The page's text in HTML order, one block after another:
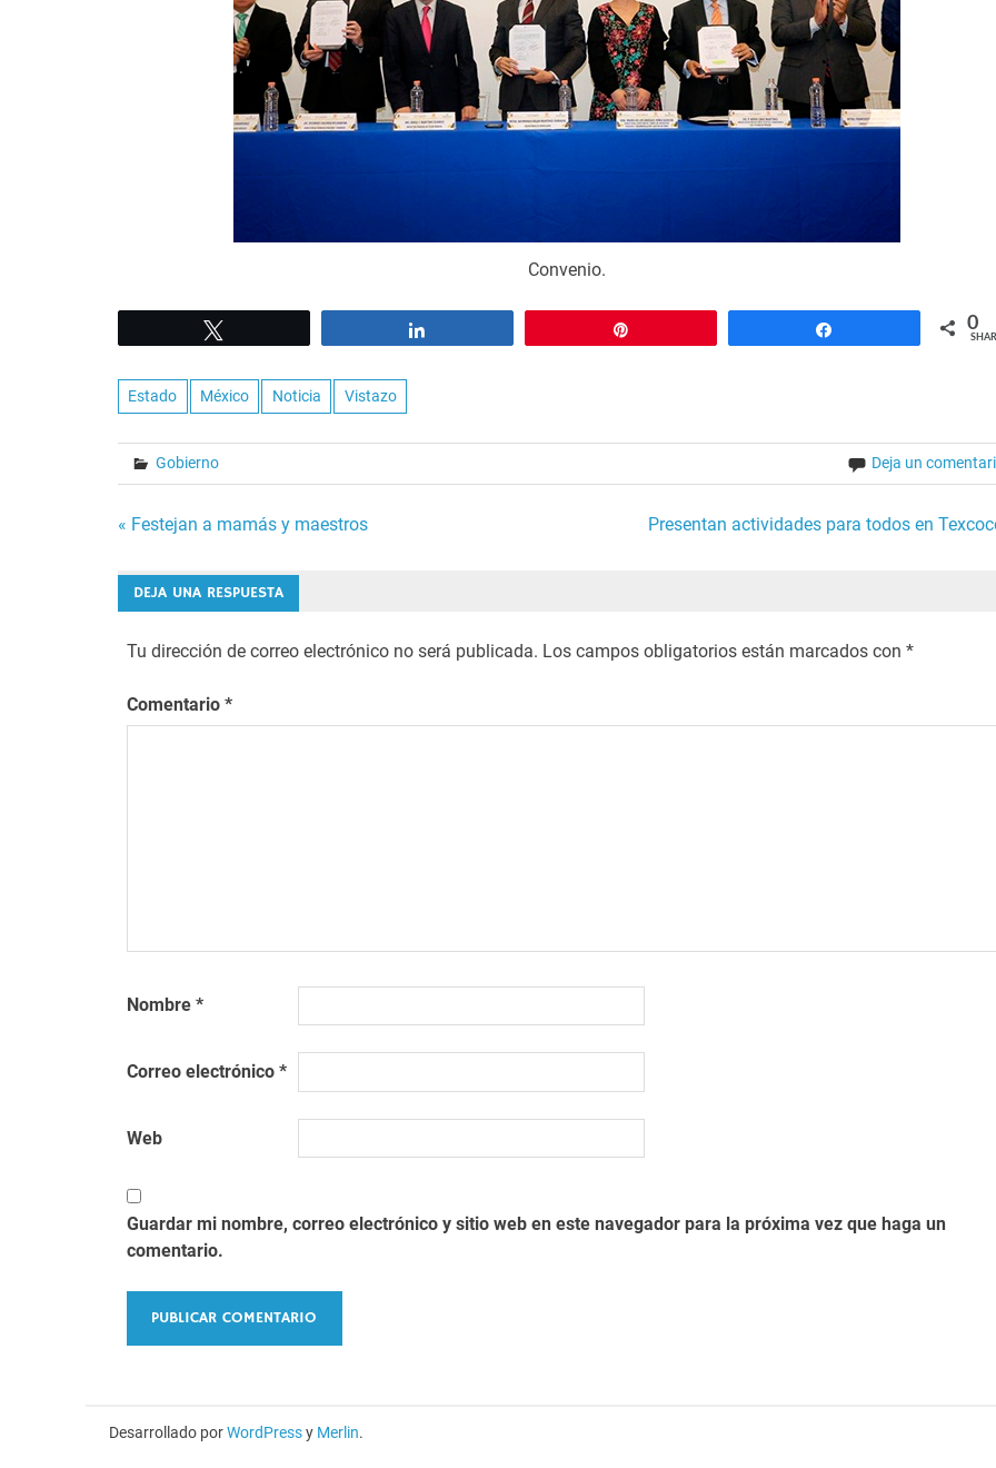
Convenio.
0
Estado México Noticia Vistazo
Gobierno Deja un
Navegación
de
entradas
« Festejan a mamás y maestros Presentan actividades para todos en
DEJA UNA RESPUESTA
Tu dirección de correo electrónico no será publicada. Los campos obligatorios están marcados con *
Comentario *
Nombre *
Correo electrónico *
Web
Guardar mi nombre, correo electrónico y sitio web en este navegador para la próxima vez que haga un
comentario.
Desarrollado porWordPressy Merlin.